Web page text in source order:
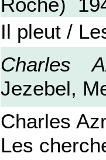
Roche)
Il pleut /
Charles
Jezebel,
Charles
Les